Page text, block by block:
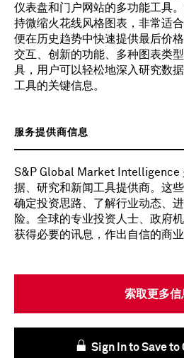
仪表盘和门户网站的多功能工具
持微缩火花线风格图表，非常适
便在历史趋势中快速提供最后价
交互、创新的功能、多种图表类
具，用户可以轻松地深入研究数
工具的关键信息。
服务提供商信息
S&P Global Market Intelligence
据、研究和新闻工具提供商。这
确定投资思路、了解行业动态、
险。全球的专业投资人士、政府
获得必要的讯息，作出自信的商业
索取更多信
Sign In to Save